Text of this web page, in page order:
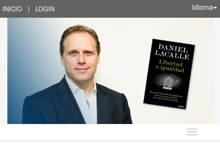
INICIO | LOGIN Idioma
Idioma